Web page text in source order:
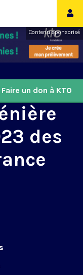
Contenu sponsorisé
de France
Faire un don à KTO
des